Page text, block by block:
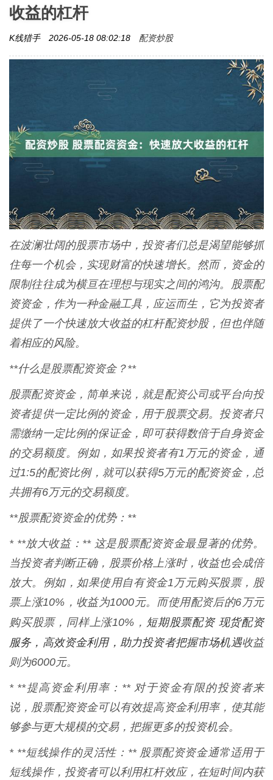
收益的杠杆
K线猎手 2026-05-18 08:02:18 配资炒股
在波澜壮阔的股票市场中，投资者们总是渴望能够抓
住每一个机会，实现财富的快速增长。然而，资金的
限制往往成为横亘在理想与现实之间的鸿沟。股票配
资资金，作为一种金融工具，应运而生，它为投资者
提供了一个快速放大收益的杠杆配资炒股，但也伴随
着相应的风险。
**什么是股票配资资金？**
股票配资资金，简单来说，就是配资公司或平台向投
资者提供一定比例的资金，用于股票交易。投资者只
需缴纳一定比例的保证金，即可获得数倍于自身资金
的交易额度。例如，如果投资者有1万元的资金，通
过1:5的配资比例，就可以获得5万元的配资资金，总
共拥有6万元的交易额度。
**股票配资资金的优势：**
* **放大收益：** 这是股票配资资金最显著的优势。
当投资者判断正确，股票价格上涨时，收益也会成倍
放大。例如，如果使用自有资金1万元购买股票，股
票上涨10%，收益为1000元。而使用配资后的6万元
购买股票，同样上涨10%， 短期股票配资 现货配资
服务，高效资金利用，助力投资者把握市场机遇收益
则为6000元。
* **提高资金利用率：** 对于资金有限的投资者来
说，股票配资资金可以有效提高资金利用率，使其能
够参与更大规模的交易，把握更多的投资机会。
* **短线操作的灵活性：** 股票配资资金通常适用于
短线操作，投资者可以利用杠杆效应，在短时间内获